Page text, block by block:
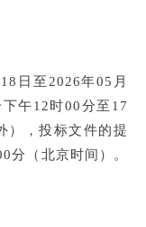
日至2026年05月
午12时00分至17
），投标文件的提
分（北京时间）。